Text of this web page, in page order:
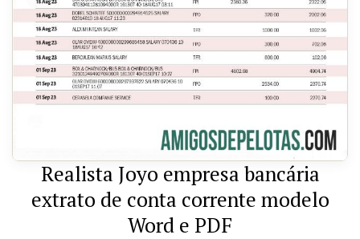
Realista Joyo empresa bancária
extrato de conta corrente modelo
Word e PDF